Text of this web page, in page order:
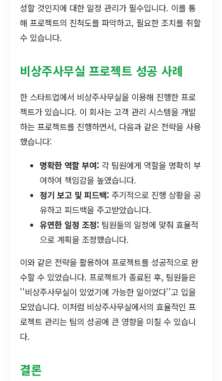
성할 것인지에 대한 일정 관리가 필수입니다. 이를 통
해 프로젝트의 진척도를 파악하고, 필요한 조치를 취할
수 있습니다.
비상주사무실 프로젝트 성공 사례
한 스타트업에서 비상주사무실을 이용해 진행한 프로
젝트가 있습니다. 이 회사는 고객 관리 시스템을 개발
하는 프로젝트를 진행하면서, 다음과 같은 전략을 사용
했습니다:
명확한 역할 부여: 각 팀원에게 역할을 명확히 부
여하여 책임감을 높였습니다.
정기 보고 및 피드백: 주기적으로 진행 상황을 공
유하고 피드백을 주고받았습니다.
유연한 일정 조정: 팀원들의 일정에 맞춰 효율적
으로 계획을 조정했습니다.
이와 같은 전략을 활용하여 프로젝트를 성공적으로 완
수할 수 있었습니다. 프로젝트가 종료된 후, 팀원들은
''비상주사무실이 있었기에 가능한 일이었다''고 입을
모았습니다. 이처럼 비상주사무실에서의 효율적인 프
로젝트 관리는 팀의 성공에 큰 영향을 미칠 수 있습니
다.
결론